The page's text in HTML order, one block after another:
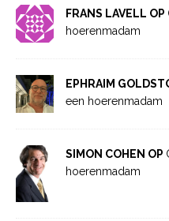
FRANS LAVELL OP
hoerenmadam
EPHRAIM
een hoerenmadam
SIMON COHEN OP
hoerenmadam